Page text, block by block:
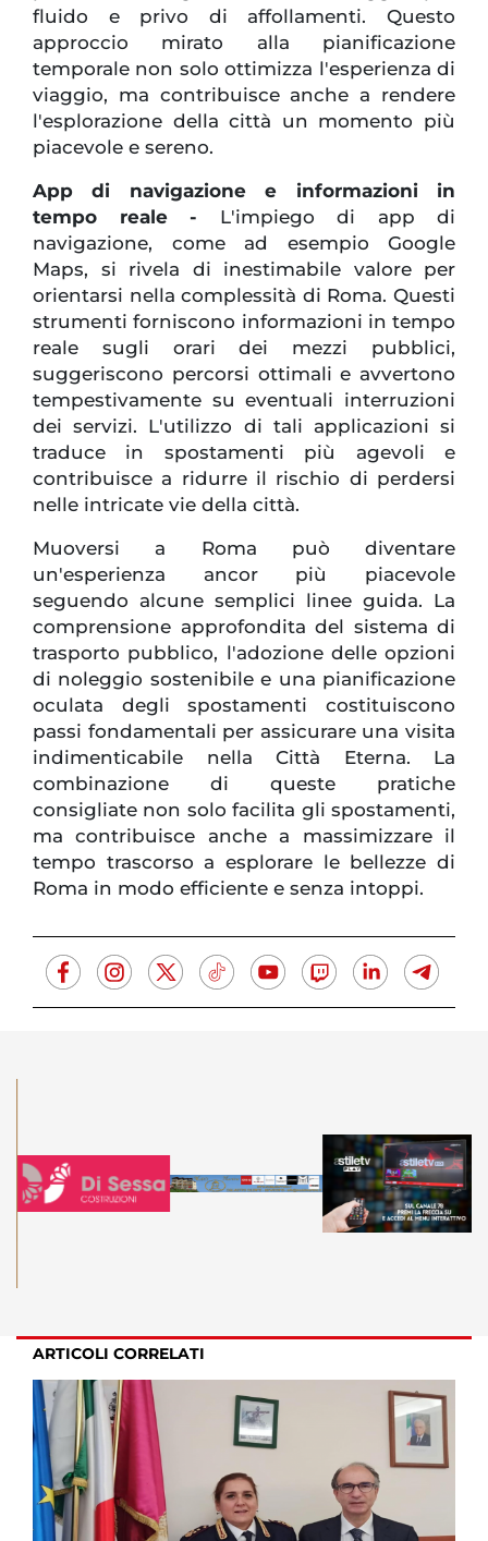
fluido e privo di affollamenti. Questo
approccio mirato alla pianificazione
temporale non solo ottimizza l'esperienza di
viaggio, ma contribuisce anche a rendere
l'esplorazione della città un momento più
piacevole e sereno.
App di navigazione e informazioni in
tempo reale - L'impiego di app di
navigazione, come ad esempio Google
Maps, si rivela di inestimabile valore per
orientarsi nella complessità di Roma. Questi
strumenti forniscono informazioni in tempo
reale sugli orari dei mezzi pubblici,
suggeriscono percorsi ottimali e avvertono
tempestivamente su eventuali interruzioni
dei servizi. L'utilizzo di tali applicazioni si
traduce in spostamenti più agevoli e
contribuisce a ridurre il rischio di perdersi
nelle intricate vie della città.
Muoversi a Roma può diventare
un'esperienza ancor più piacevole
seguendo alcune semplici linee guida. La
comprensione approfondita del sistema di
trasporto pubblico, l'adozione delle opzioni
di noleggio sostenibile e una pianificazione
oculata degli spostamenti costituiscono
passi fondamentali per assicurare una visita
indimenticabile nella Città Eterna. La
combinazione di queste pratiche
consigliate non solo facilita gli spostamenti,
ma contribuisce anche a massimizzare il
tempo trascorso a esplorare le bellezze di
Roma in modo efficiente e senza intoppi.
ARTICOLI CORRELATI